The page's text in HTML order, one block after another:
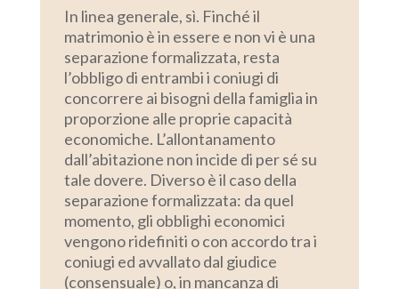
In linea generale, sì. Finché il
matrimonio è in essere e non vi è una
separazione formalizzata, resta
l’obbligo di entrambi i coniugi di
concorrere ai bisogni della famiglia in
proporzione alle proprie capacità
economiche. L’allontanamento
dall’abitazione non incide di per sé su
tale dovere. Diverso è il caso della
separazione formalizzata: da quel
momento, gli obblighi economici
vengono ridefiniti o con accordo tra i
coniugi ed avvallato dal giudice
(consensuale) o, in mancanza di